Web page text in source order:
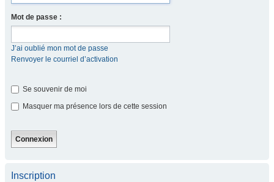
Mot de passe :
J’ai oublié mon mot de passe
Renvoyer le courriel d’activation
Se souvenir de moi
Masquer ma présence lors de cette session
Inscription